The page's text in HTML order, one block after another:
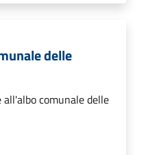
delle
comunale delle